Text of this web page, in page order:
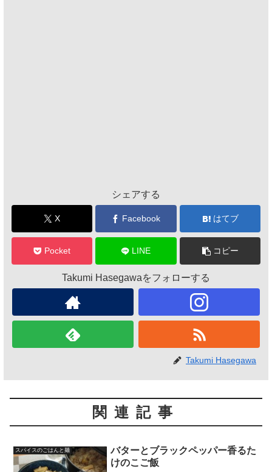
シェアする
X Facebook はてブ
Pocket LINE コピー
Takumi Hasegawaをフォローする
Takumi Hasegawa
関連記事
スパイスのごはんと麺
バターとブラックペッパー香るた
けのこご飯